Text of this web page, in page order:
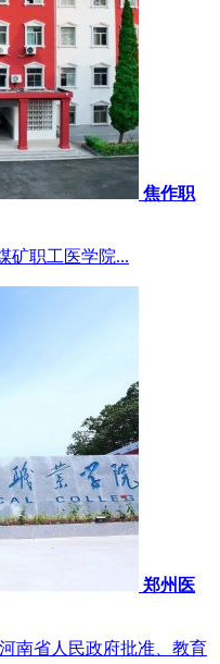
焦作职
矿职工医学院...
郑州医
南省人民政府批准、教育